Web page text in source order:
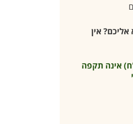
אליכם? אין
כי עלות המשלוח (39 ש"ח) אינה תקפה